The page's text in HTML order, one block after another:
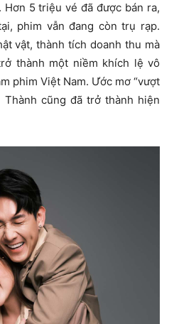
5 triệu vé đã được bán ra,
phim vẫn đang còn trụ rạp.
vật, thành tích doanh thu mà
thành một niềm khích lệ vô
phim Việt Nam. Ước mơ “vượt
Thành cũng đã trở thành hiện